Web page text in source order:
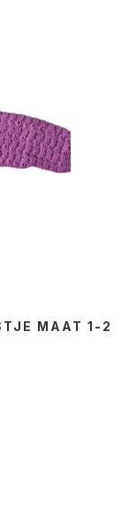
MAAT 1-2